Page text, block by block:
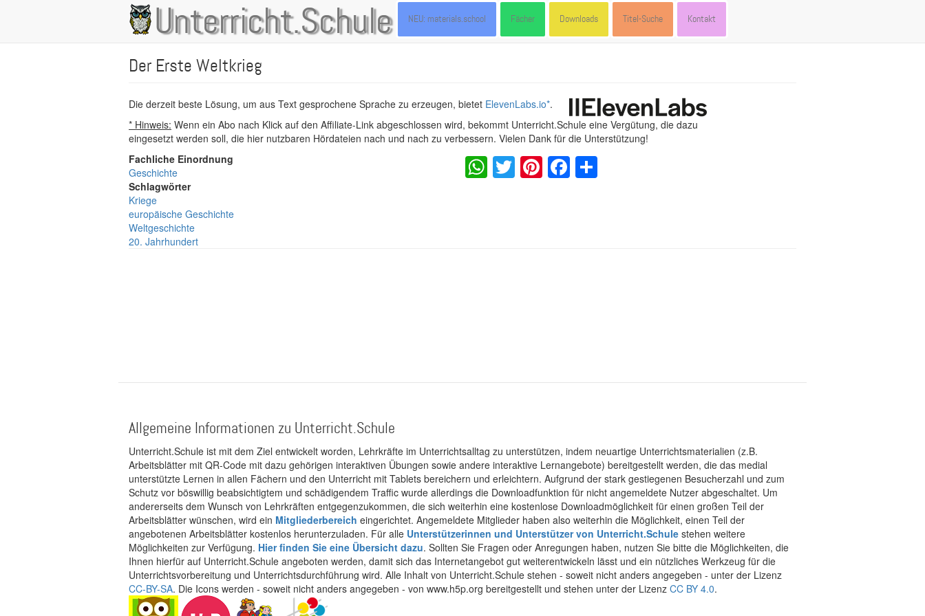
Unterricht.Schule
Main
navigation
NEU: materials.school Fächer Downloads Titel-Suche Kontakt
Der Erste Weltkrieg
Die derzeit beste Lösung, um aus Text gesprochene Sprache zu erzeugen, bietet ElevenLabs.io*.
* Hinweis: Wenn ein Abo nach Klick auf den Affiliate-Link abgeschlossen wird, bekommt Unterricht.Schule eine Vergütung, die dazu
eingesetzt werden soll, die hier nutzbaren Hördateien nach und nach zu verbessern. Vielen Dank für die Unterstützung!
Fachliche Einordnung
Geschichte
Schlagwörter
Kriege
europäische Geschichte
Weltgeschichte
20. Jahrhundert
WhatsApp
Twitter
Pinterest
Facebook
Allgemeine Informationen zu Unterricht.Schule
Unterricht.Schule ist mit dem Ziel entwickelt worden, Lehrkräfte im Unterrichtsalltag zu unterstützen, indem neuartige Unterrichtsmaterialien (z.B.
Arbeitsblätter mit QR-Code mit dazu gehörigen interaktiven Übungen sowie andere interaktive Lernangebote) bereitgestellt werden, die das medial
unterstützte Lernen in allen Fächern und den Unterricht mit Tablets bereichern und erleichtern. Aufgrund der stark gestiegenen Besucherzahl und zum
Schutz vor böswillig beabsichtigtem und schädigendem Traffic wurde allerdings die Downloadfunktion für nicht angemeldete Nutzer abgeschaltet. Um
andererseits dem Wunsch von Lehrkräften entgegenzukommen, die sich weiterhin eine kostenlose Downloadmöglichkeit für einen großen Teil der
Arbeitsblätter wünschen, wird ein Mitgliederbereich eingerichtet. Angemeldete Mitglieder haben also weiterhin die Möglichkeit, einen Teil der
angebotenen Arbeitsblätter kostenlos herunterzuladen. Für alle Unterstützerinnen und Unterstützer von Unterricht.Schule stehen weitere
Möglichkeiten zur Verfügung. Hier finden Sie eine Übersicht dazu. Sollten Sie Fragen oder Anregungen haben, nutzen Sie bitte die Möglichkeiten, die
Ihnen hierfür auf Unterricht.Schule angeboten werden, damit sich das Internetangebot gut weiterentwickeln lässt und ein nützliches Werkzeug für die
Unterrichtsvorbereitung und Unterrichtsdurchführung wird. Alle Inhalt von Unterricht.Schule stehen - soweit nicht anders angegeben - unter der Lizenz
CC-BY-SA. Die Icons werden - soweit nicht anders angegeben - von www.h5p.org bereitgestellt und stehen unter der Lizenz CC BY 4.0.